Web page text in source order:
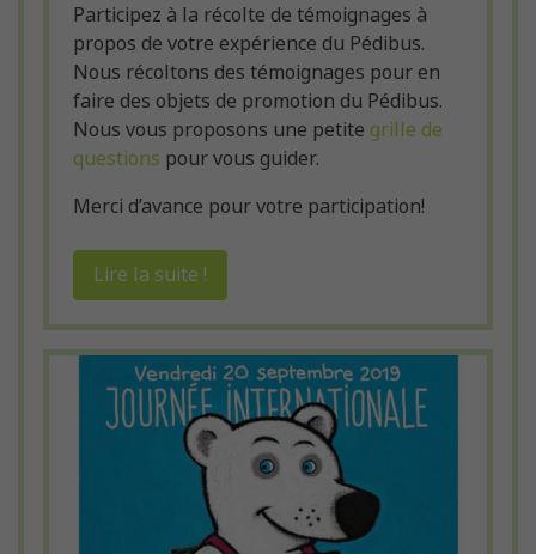
Participez à la récolte de témoignages à
propos de votre expérience du Pédibus.
Nous récoltons des témoignages pour en
faire des objets de promotion du Pédibus.
Nous vous proposons une petite grille de
questions pour vous guider.
Merci d’avance pour votre participation!
Lire la suite !